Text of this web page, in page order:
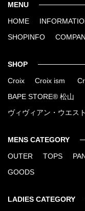
MENU
HOME
SHOPINFO
SHOP
Croix Croix ism
BAPE STORE® 松山
ヴィヴィアン・ウエス
MENS CATEGORY
OUTER TOPS
GOODS
LADIES CATEGORY